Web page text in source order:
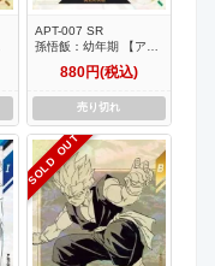
APT-007 SR
孫悟飯：幼年期 【アド
バンスパック 40th
Anniversary Edition】
880円(税込)
売り切れ
SOLD OUT